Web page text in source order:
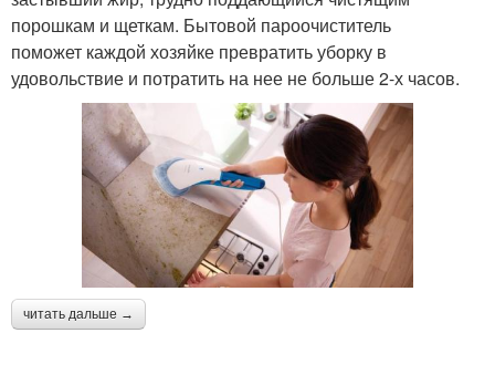
порошкам и щеткам. Бытовой пароочиститель
поможет каждой хозяйке превратить уборку в
удовольствие и потратить на нее не больше 2-х часов.
читать дальше →